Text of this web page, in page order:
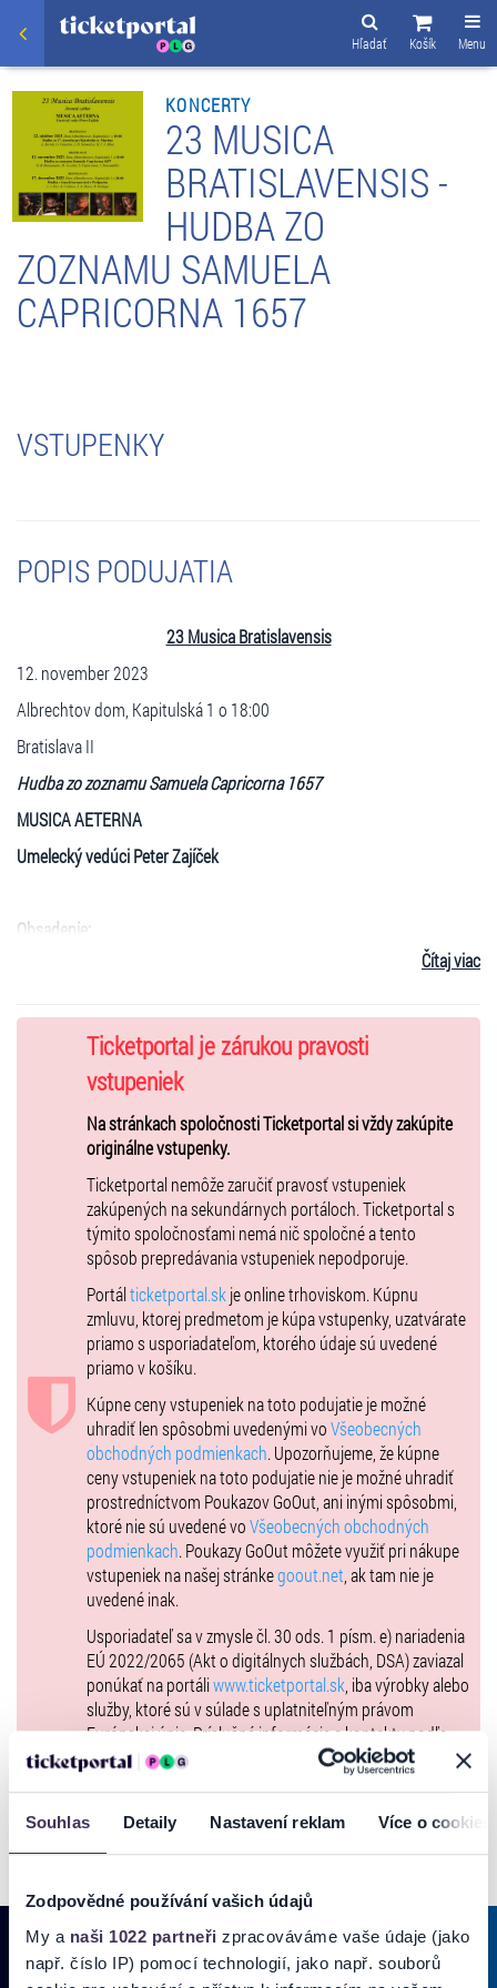
Souhlas Detaily Nastavení reklam Více o cookies
Zodpovědné používání vašich údajů
My a naši 1022 partneři zpracováváme vaše údaje (jako
např. číslo IP) pomocí technologií, jako např. souborů
Menu
Košík
Hľadať
KONCERTY
23 MUSICA
BRATISLAVENSIS -
HUDBA ZO
ZOZNAMU SAMUELA
CAPRICORNA 1657
VSTUPENKY
POPIS PODUJATIA
23 Musica Bratislavensis
12. november 2023
Albrechtov dom, Kapitulská 1 o 18:00
Bratislava II
Hudba zo zoznamu Samuela Capricorna 1657
MUSICA AETERNA
Umelecký vedúci Peter Zajíček
Obsadenie:
Michaela Čibová, violončelo
Peter Guľas, spinet
Giovanni Battista Buonamente:
Varie Sonate Libr. 5, 1629
Sinfonia prima, Gagliarde, Corrente
Sinfonia seconda, Gagliarde, Corrente
Marco Uccelini:
Sonate, Arie et Correnti 1642
Sonata XVIII á 3 detta la Bonamenta
Aria IV á 3 sopra la Ciaccona
Ária V á 3 sopra la Bergamasca
Aria IX á 3 L’emenphrodita.
Samuel Capricornus:
Sonate, Arie et Correnti 1642
Sonata XVIII á 3 detta la Bonamenta
Aria IV á 3 sopra la Ciaccona
Ária V á 3 sopra la Bergamasca
Sonatae á 2.3.4. é 5. Stromenti da Arco & Altri, 1682
Sonata Prima á 2
Čítaj viac
Ticketportal je zárukou pravosti
vstupeniek
Na stránkach spoločnosti Ticketportal si vždy zakúpite
originálne vstupenky.
Ticketportal nemôže zaručiť pravosť vstupeniek
zakúpených na sekundárnych portáloch. Ticketportal s
týmito spoločnosťami nemá nič spoločné a tento
spôsob prepredávania vstupeniek nepodporuje.
Portálticketportal.sk je online trhoviskom. Kúpnu
zmluvu, ktorej predmetom je kúpa vstupenky, uzatvárate
priamo s usporiadateľom, ktorého údaje sú uvedené
priamo v košíku.
Kúpne ceny vstupeniek na toto podujatie je možné
uhradiť len spôsobmi uvedenými voVšeobecných
obchodných podmienkach. Upozorňujeme, že kúpne
ceny vstupeniek na toto podujatie nie je možné uhradiť
prostredníctvom Poukazov GoOut, ani inými spôsobmi,
ktoré nie sú uvedené voVšeobecných obchodných
podmienkach. Poukazy GoOut môžete využiť pri nákupe
vstupeniek na našej stránkegoout.net , ak tam nie je
uvedené inak.
Usporiadateľ sa v zmysle čl. 30 ods. 1 písm. e) nariadenia
EÚ 2022/2065 (Akt o digitálnych službách, DSA) zaviazal
ponúkať na portáliwww.ticketportal.sk , iba výrobky alebo
služby, ktoré sú v súlade s uplatniteľným právom
Európskej únie. Príslušné informácie a kontakty podľa
DSA nájdete na stránke